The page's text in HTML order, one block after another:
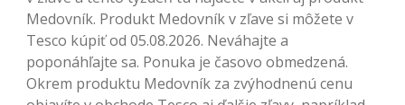
Medovník. Produkt Medovník v zľave si môžete v
Tesco kúpiť od 05.08.2026. Neváhajte a
poponáhľajte sa. Ponuka je časovo obmedzená.
Okrem produktu Medovník za zvýhodnenú cenu